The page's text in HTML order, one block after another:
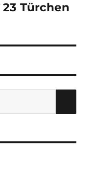
Türchen